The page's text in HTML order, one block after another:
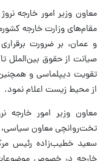
معاون وزیر امور خارجه
مقام‌های وزارت خارجه
و عمان، بر ضرورت
صیانت از حقوق بین‌الملل
تقویت دیپلماسی و
از محیط زیست اعلام نمود.
معاون وزیر امور خارجه
تخت‌روانچی معاون سیاسی،
سعید خطیب‌زاده رئیس